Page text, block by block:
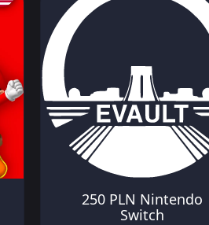
250 PLN Nintendo
Switch